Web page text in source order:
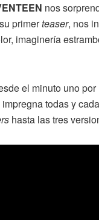
nos
primerteaser, nos
imaginería
el minuto uno
todas y
hasta las tres